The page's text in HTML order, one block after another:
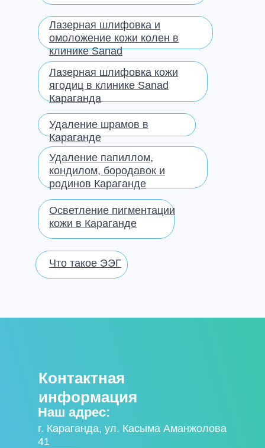
Лазерная шлифовка и
омоложение кожи колен в
клинике Sanad
Лазерная шлифовка кожи
ягодиц в клинике Sanad
Караганда
Удаление шрамов в
Караганде
Удаление папиллом,
кондилом, бородавок и
родинов Караганде
Осветление пигментации
кожи в Караганде
Что такое ЭЭГ
Контактная
информация
Наш адрес:
г. Караганда, ул. Касыма Аманжолова
41